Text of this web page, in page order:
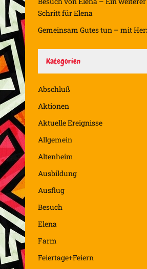
Schritt für Elena
Gemeinsam Gutes tun – mit
Kategorien
Abschluß
Aktionen
Aktuelle Ereignisse
Allgemein
Altenheim
Ausbildung
Ausflug
Besuch
Elena
Farm
Feiertage+Feiern